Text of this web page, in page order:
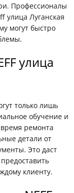
Профессионалы
улица Луганская
могут быстро
улица
только лишь
обучение и
ремонта
детали от
Это даст
клиенту.